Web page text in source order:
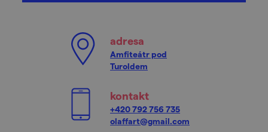
adresa
Amfiteátr pod
Turoldem
kontakt
+420 792 756 735
olaffart@gmail.com